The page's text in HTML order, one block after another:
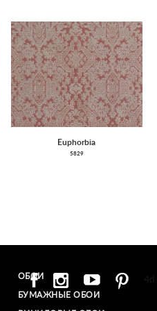
Euphorbia
5829
ОБОИ
БУМАЖНЫЕ ОБОИ